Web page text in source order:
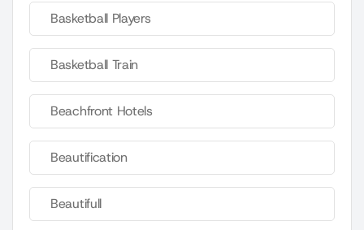
Basketball Players
Basketball Train
Beachfront Hotels
Beautification
Beautifull